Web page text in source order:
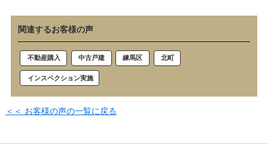
関連するお客様の声
不動産購入 中古戸建 練馬区 北町
インスペクション実施
＜＜ お客様の声の一覧に戻る